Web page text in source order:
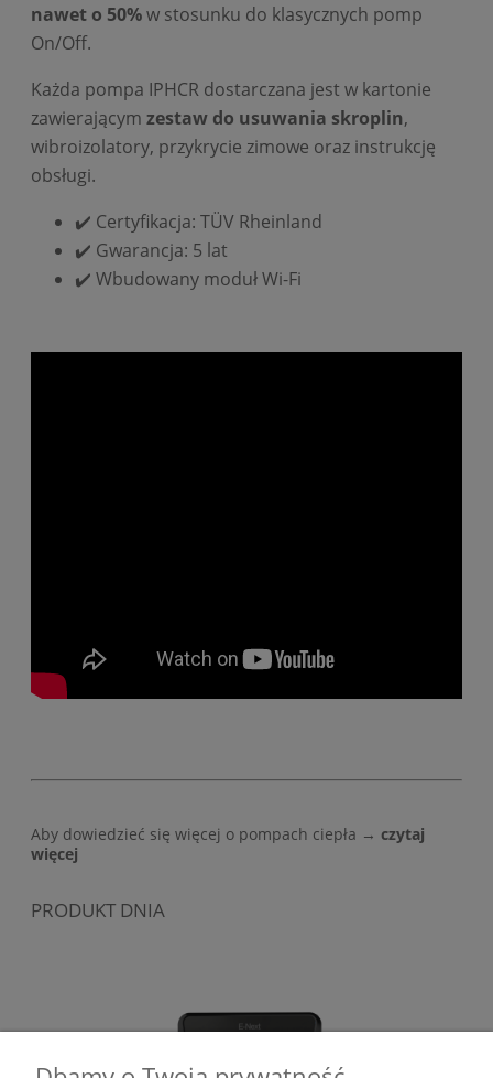
nawet o 50%w stosunku do klasycznych pomp
On/Off.
Każda pompa IPHCR dostarczana jest w kartonie
zawierającym zestaw do usuwania skroplin,
wibroizolatory, przykrycie zimowe oraz instrukcję
obsługi.
✔️ Certyfikacja: TÜV Rheinland
✔️ Gwarancja: 5 lat
✔️ Wbudowany moduł Wi-Fi
Aby dowiedzieć się więcej o pompach ciepła → czytaj
więcej
PRODUKT DNIA